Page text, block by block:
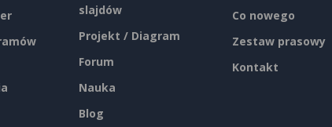
slajdów
Projekt / Diagram
Forum
Nauka
Blog
Co nowego
Zestaw prasowy
Kontakt